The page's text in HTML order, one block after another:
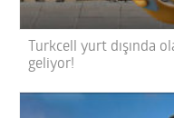
Turkcell yurt dışında
geliyor!